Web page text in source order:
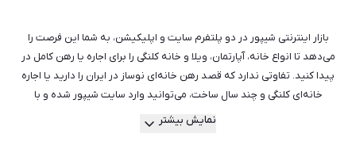
بازار اینترنتی شیپور در دو پلتفرم سایت و اپلیکیشن، به شما این فرصت را
می‌دهد تا انواع خانه، آپارتمان، ویلا و خانه کلنگی را برای اجاره یا رهن کامل در
پیدا کنید. تفاوتی ندارد که قصد رهن خانه‌ای نوساز در ایران را دارید یا اجاره
خانه‌ای کلنگی و چند سال ساخت، می‌توانید وارد سایت شیپور شده و با
جست‌وجو میان هزاران آگهی فعال، مناسب‌ترین ملک را برای خود بیابید.
نمایش بیشتر